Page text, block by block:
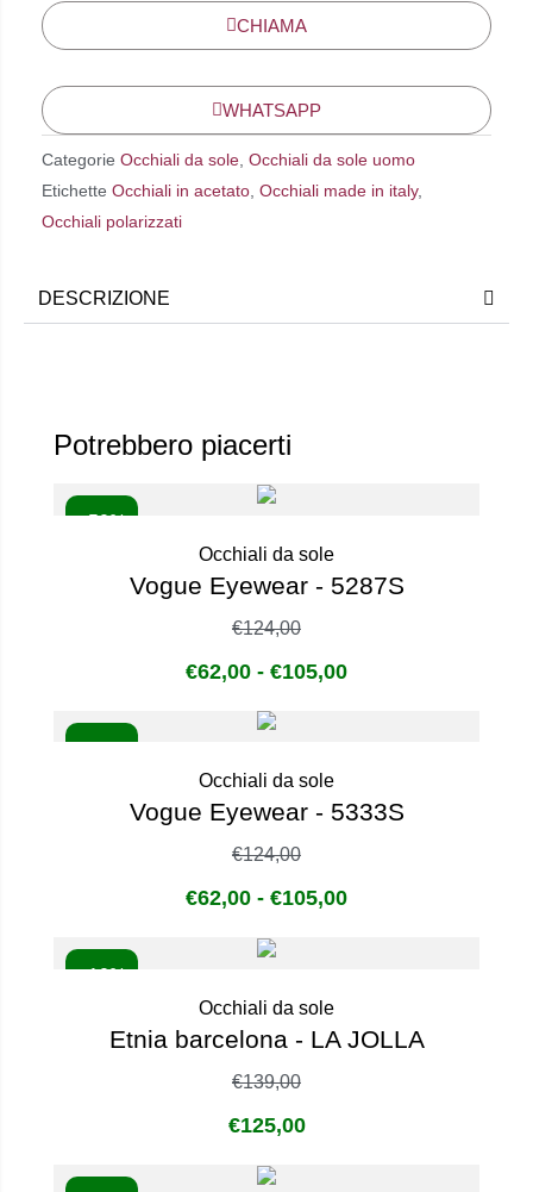
CHIAMA
WHATSAPP
Categorie Occhiali da sole, Occhiali da sole uomo
Etichette Occhiali in acetato, Occhiali made in italy,
Occhiali polarizzati
DESCRIZIONE
Potrebbero piacerti
- 50%
Occhiali da sole
Vogue Eyewear - 5287S
€124,00
€62,00 - €105,00
Occhiali da sole
Vogue Eyewear - 5333S
€124,00
€62,00 - €105,00
- 10%
Occhiali da sole
Etnia barcelona - LA JOLLA
€139,00
€125,00